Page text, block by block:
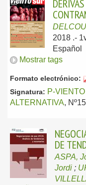
2018 .-
Español
Mostrar tags
Formato electrónico:
Signatura: P-
ALTERNATIVA,
DE
ASPA,
Jordi ;